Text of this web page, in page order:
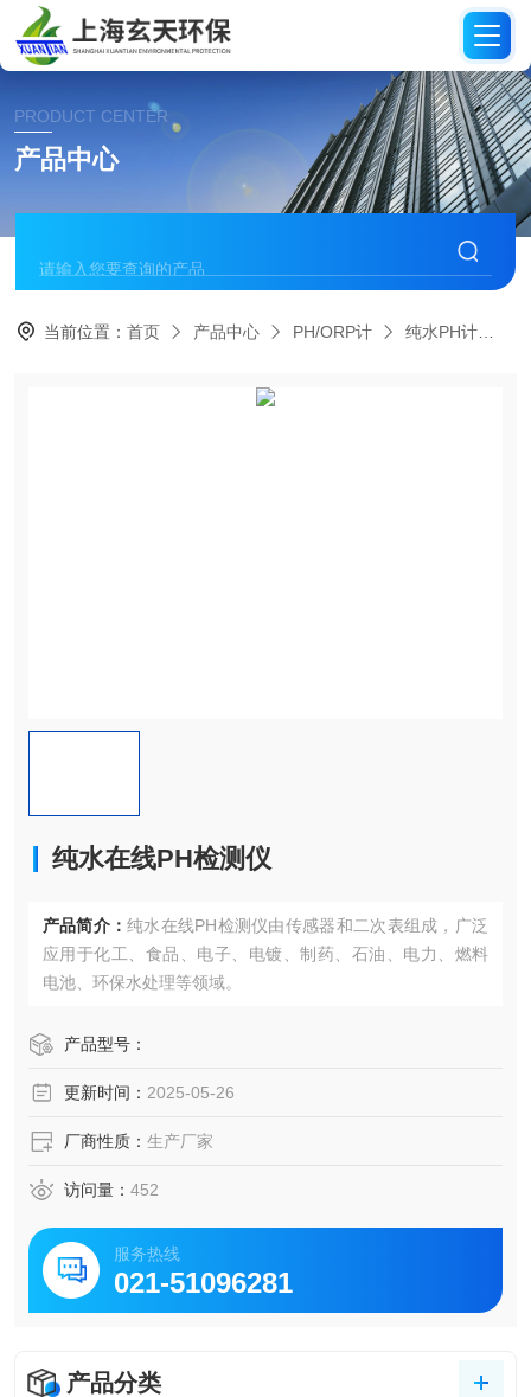
PRODUCT CENTER
产品中心
当前位置：首页 产品中心 PH/ORP计 纯水PH计
纯水在线PH检测仪
产品简介： 纯水在线PH检测仪由传感器和二次表组成，广泛
应用于化工、食品、电子、电镀、制药、石油、电力、燃料
电池、环保水处理等领域。
产品型号：
更新时间： 2025-05-26
厂商性质： 生产厂家
访问量： 452
服务热线
021-51096281
产品分类